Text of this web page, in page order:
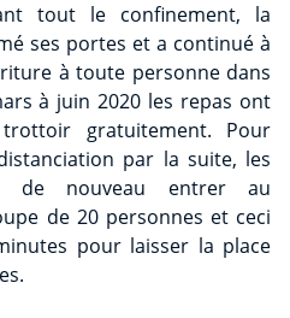
tout le confinement, la
ses portes et a continué à
à toute personne dans
à juin 2020 les repas ont
gratuitement. Pour
par la suite, les
de nouveau entrer au
de 20 personnes et ceci
pour laisser la place